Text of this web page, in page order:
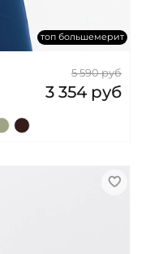
топ большемерит
5 590 руб
3 354 руб